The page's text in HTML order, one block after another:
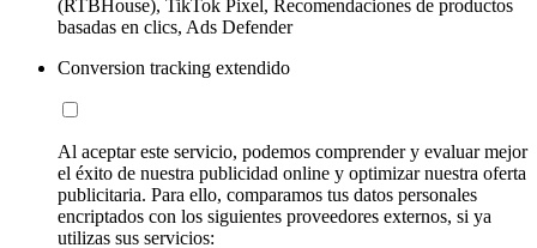
(RTBHouse), TikTok Pixel, Recomendaciones de productos
basadas en clics, Ads Defender
Conversion tracking extendido
Al aceptar este servicio, podemos comprender y evaluar mejor
el éxito de nuestra publicidad online y optimizar nuestra oferta
publicitaria. Para ello, comparamos tus datos personales
encriptados con los siguientes proveedores externos, si ya
utilizas sus servicios: